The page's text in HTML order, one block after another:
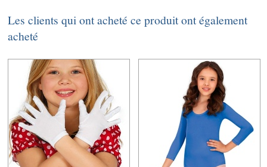
Les clients qui ont acheté ce produit ont également
acheté